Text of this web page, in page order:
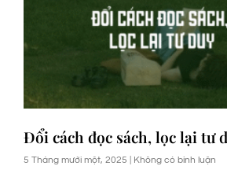
Đổi cách đọc sách, lọc lại tư
5 Tháng mười một, 2025 Không có bình luận